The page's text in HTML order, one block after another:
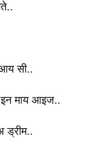
सी..
माय आइज..
ड्रीम..